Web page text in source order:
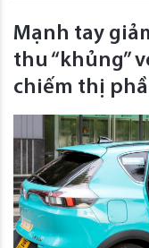
Mạnh tay
thu “khủng”
chiếm thị